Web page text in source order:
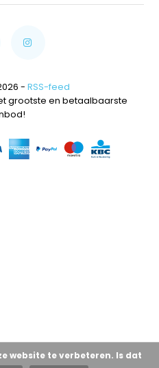
- RSS-feed
grootste en betaalbaarste
website te verbeteren. Is dat